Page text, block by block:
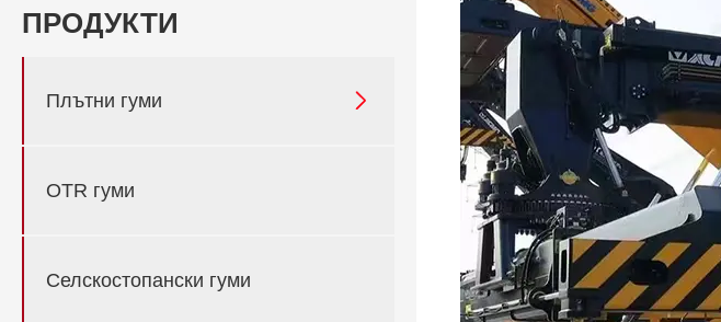
ПРОДУКТИ
Плътни гуми 
OTR гуми
Селскостопански гуми